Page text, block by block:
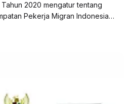
2020 mengatur tentang
Pekerja Migran Indonesia
PMI sel...